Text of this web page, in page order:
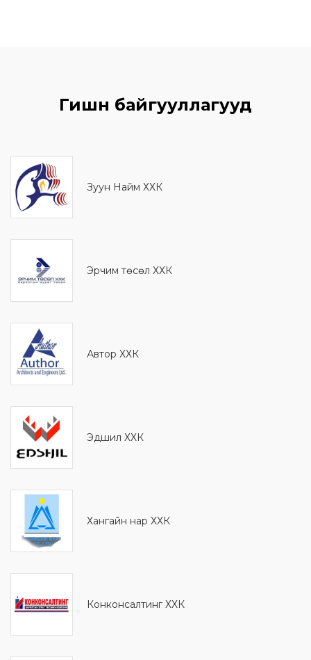
Гишүүн байгууллагууд
Зуун Найм ХХК
Эрчим төсөл ХХК
Автор ХХК
Эдшил ХХК
Хангайн нар ХХК
Конконсалтинг ХХК